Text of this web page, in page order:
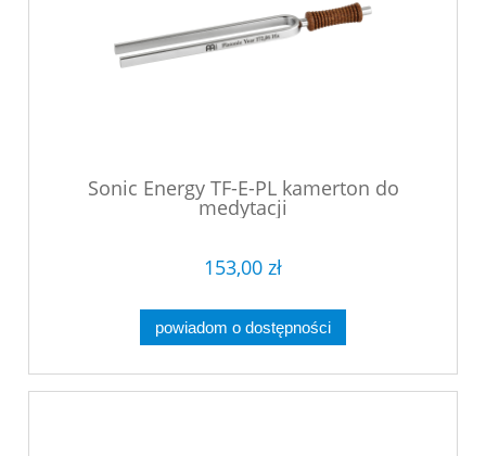
Sonic Energy TF-E-PL kamerton do
medytacji
153,00 zł
powiadom o dostępności